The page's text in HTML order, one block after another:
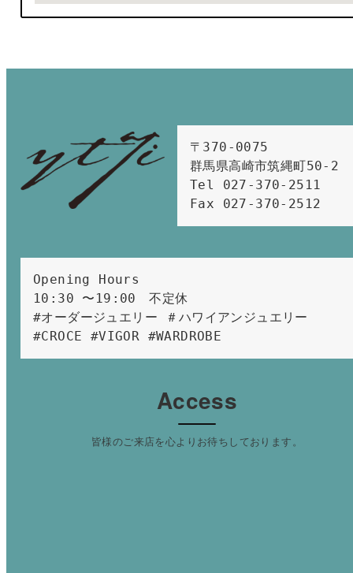
〒370-0075
群馬県高崎市筑縄町50-2
Tel 027-370-2511
Fax 027-370-2512
Opening Hours
10:30 〜19:00　不定休
#オーダージュエリー ＃ハワイアンジュエリー
#CROCE #VIGOR #WARDROBE
Access
皆様のご来店を心よりお待ちしております。